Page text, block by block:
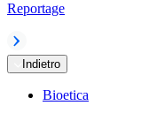
Reportage
Indietro
Bioetica